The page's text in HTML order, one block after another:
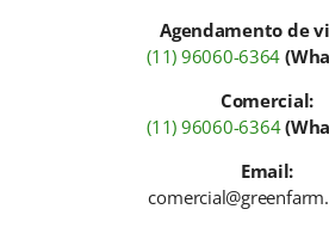
Agendamento de
(11) 96060-6364
Comercial:
(11) 96060-6364
Email: